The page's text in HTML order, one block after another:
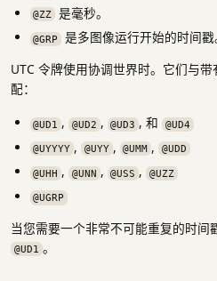
@ZZ 是毫秒。
@GRP
是多图像运行开始的时间戳
UTC 令牌使用协调世界时。它们与带
配：
@UD1 , @UD2 , @UD3 , 和 @UD4
@UYYYY , @UYY , @UMM , @UDD
@UHH , @UNN , @USS , @UZZ
@UGRP
当您需要一个非常不可能重复的时间
@UD1 。